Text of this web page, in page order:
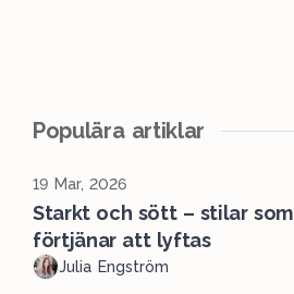
Populära artiklar
19 Mar, 2026
Starkt och sött – stilar som
förtjänar att lyftas
Julia Engström